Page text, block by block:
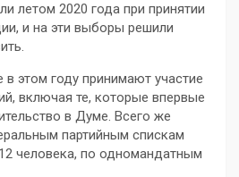
летом 2020 года при принятии
и на эти выборы решили
этом году принимают участие
включая те, которые впервые
в Думе. Всего же
партийным спискам
человека, по одномандатным